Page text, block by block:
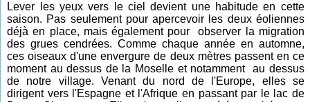
Lever les yeux vers le ciel devient une habitudeen cette
saison. Pas seulement pour apercevoir les deux éoliennes
déjà en place, mais également pour observer la migration
des grues cendrées. Comme chaque année en automne,
ces oiseaux d'une envergure de deux mètres passent en ce
moment au dessus de la Moselle et notamment au dessus
de notre village. Venant du nord de l'Europe, elles se
dirigent vers l'Espagne et l'Afrique en passant par le lac de